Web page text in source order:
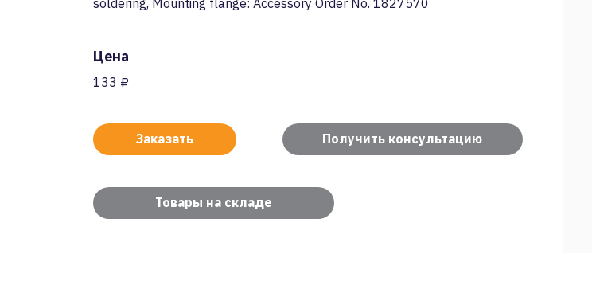
soldering, Mounting flange: Accessory Order No. 1827570
Цена
133 ₽
Заказать Получить консультацию
Товары на складе